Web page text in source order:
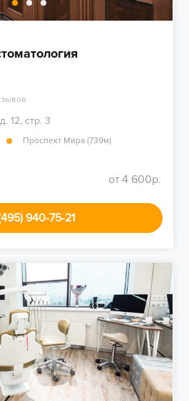
12, стр. 3
Проспект Мира (739м)
от 4 600р.
940-75-21